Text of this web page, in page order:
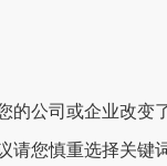
的公司或企业改变
请您慎重选择关键